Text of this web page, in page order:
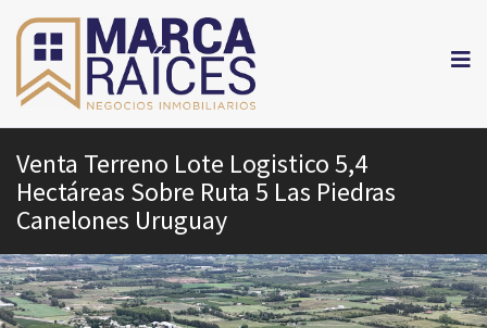
Venta Terreno Lote Logistico 5,4
Hectáreas Sobre Ruta 5 Las Piedras
Canelones Uruguay